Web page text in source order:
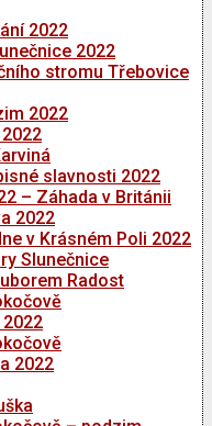
2022
2022
stromu Třebovice
2022
slavnosti 2022
– Záhada v Británii
2022
v Krásném Poli 2022
Slunečnice
Radost
2022